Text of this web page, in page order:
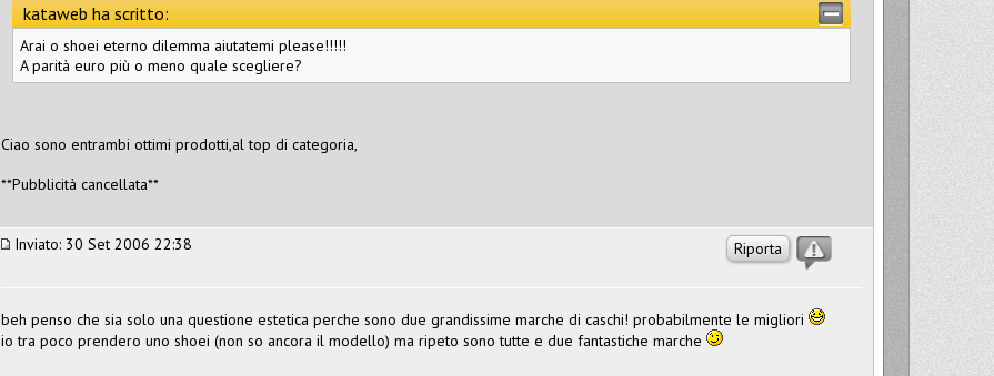
kataweb ha scritto:
Arai o shoei eterno dilemma aiutatemi please!!!!!
A parità euro più o meno quale scegliere?
Ciao sono entrambi ottimi prodotti,al top di categoria,
**Pubblicità cancellata**
Riporta
Inviato: 30 Set 2006 22:38
beh penso che sia solo una questione estetica perche sono due grandissime marche di caschi! probabilmente le migliori
io tra poco prendero uno shoei (non so ancora il modello) ma ripeto sono tutte e due fantastiche marche